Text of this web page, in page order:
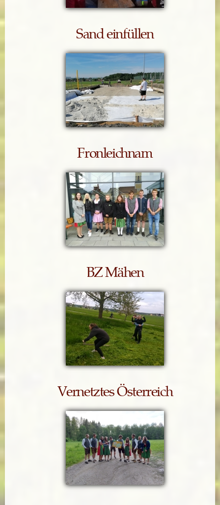
Sand einfüllen
Fronleichnam
BZ Mähen
Vernetztes Österreich